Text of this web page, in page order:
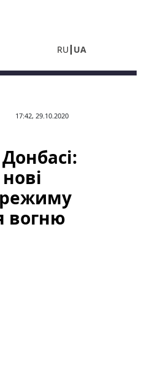
RU UA
17:42, 29.10.2020
вогню